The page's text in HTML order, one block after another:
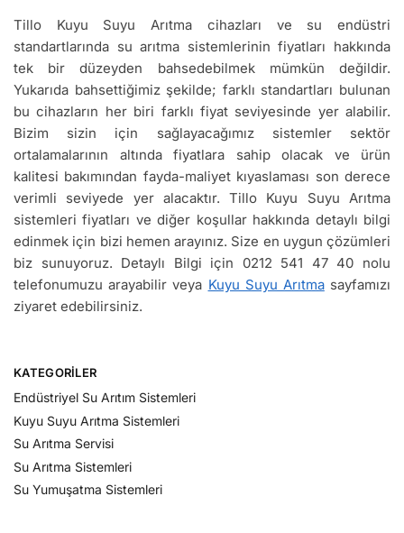
Tillo Kuyu Suyu Arıtma cihazları ve su endüstri
standartlarında su arıtma sistemlerinin fiyatları hakkında
tek bir düzeyden bahsedebilmek mümkün değildir.
Yukarıda bahsettiğimiz şekilde; farklı standartları bulunan
bu cihazların her biri farklı fiyat seviyesinde yer alabilir.
Bizim sizin için sağlayacağımız sistemler sektör
ortalamalarının altında fiyatlara sahip olacak ve ürün
kalitesi bakımından fayda-maliyet kıyaslaması son derece
verimli seviyede yer alacaktır. Tillo Kuyu Suyu Arıtma
sistemleri fiyatları ve diğer koşullar hakkında detaylı bilgi
edinmek için bizi hemen arayınız. Size en uygun çözümleri
biz sunuyoruz. Detaylı Bilgi için 0212 541 47 40 nolu
telefonumuzu arayabilir veya Kuyu Suyu Arıtmasayfamızı
ziyaret edebilirsiniz.
KATEGORILER
Endüstriyel Su Arıtım Sistemleri
Kuyu Suyu Arıtma Sistemleri
Su Arıtma Servisi
Su Arıtma Sistemleri
Su Yumuşatma Sistemleri